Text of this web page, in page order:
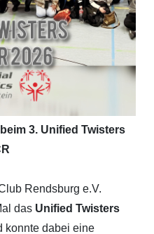
3. Unified Twisters
Rendsburg e.V.
das Unified Twisters
konnte dabei eine